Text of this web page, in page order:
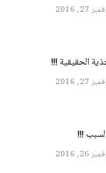
27, 2016
الحقيقية !!!
27, 2016
!!!
26, 2016